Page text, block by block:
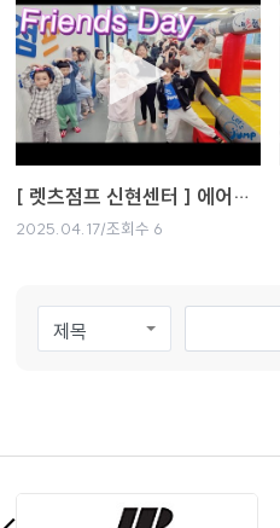
[ 렛츠점프 신현센터 ] 에어바운스 ~ !!!
2025.04.17/조회수 6